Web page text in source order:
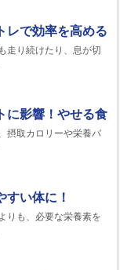
レで効率を高める
走り続けたり、息が切
に影響！やせる食
摂取カロリーや栄養バ
すい体に！
りも、必要な栄養素を